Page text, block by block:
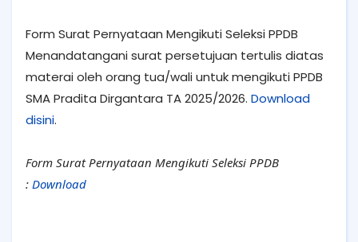
Form Surat Pernyataan Mengikuti Seleksi PPDB
Menandatangani surat persetujuan tertulis diatas
materai oleh orang tua/wali untuk mengikuti PPDB
SMA Pradita Dirgantara TA 2025/2026. Download
disini.
Form Surat Pernyataan Mengikuti Seleksi PPDB
: Download